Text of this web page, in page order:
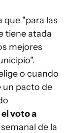
que "para las
tiene atada
mejores
o cuando
un pacto de
voto a
de la